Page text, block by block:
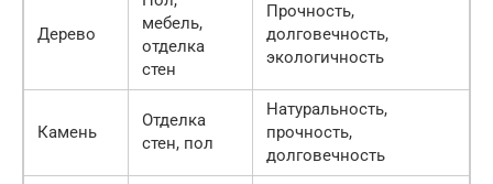
Дерево
мебель,
отделка
стен
Прочность,
долговечность,
экологичность
Камень
Отделка
стен, пол
Натуральность,
прочность,
долговечность